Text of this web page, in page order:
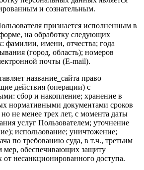
и сознательным.
признается исполненным в
на обработку следующих
фамилии, имени, отчества; года
(город, область); номеров
почты (E-mail).
название_сайта право
действия (операции) с
сбор и накопление; хранение в
нормативными документами сроков
не менее трех лет, с момента даты
услуг Пользователем; уточнение
использование; уничтожение;
по требованию суда, в т.ч., третьим
мер, обеспечивающих защиту
несанкционированного доступа.